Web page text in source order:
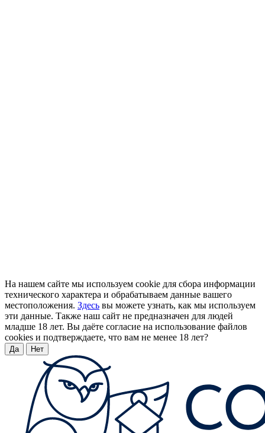
На нашем сайте мы используем cookie для сбора информации
технического характера и обрабатываем данные вашего
местоположения. Здесь вы можете узнать, как мы используем
эти данные. Также наш сайт не предназначен для людей
младше 18 лет. Вы даёте согласие на использование файлов
cookies и подтверждаете, что вам не менее 18 лет?
Да Нет